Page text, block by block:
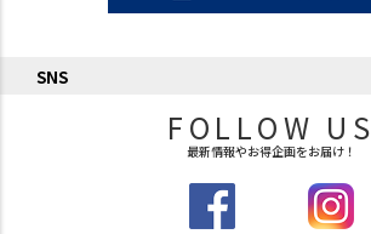
SNS
FOLLOW US
最新情報やお得企画をお届け！